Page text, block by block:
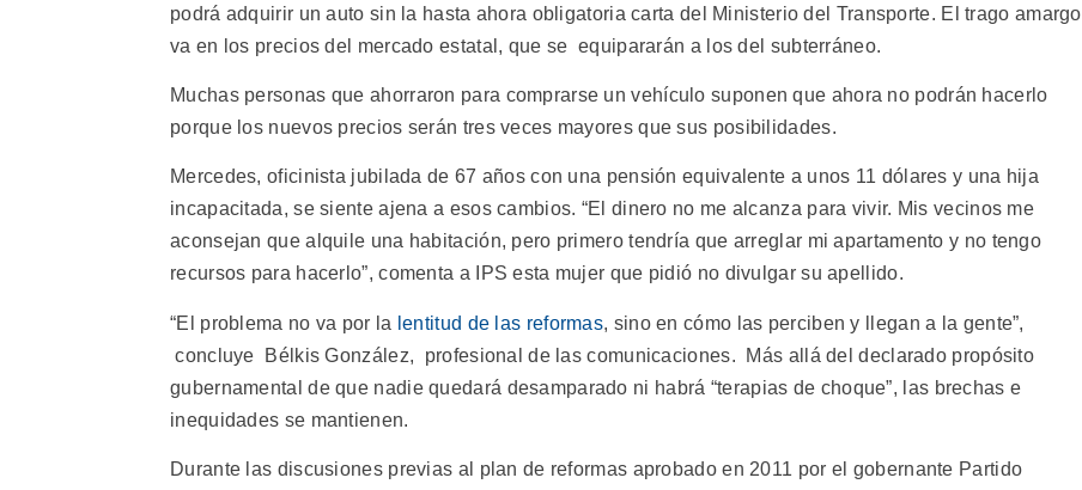
podrá adquirir un auto sin la hasta ahora obligatoria carta del Ministerio del Transporte. El trago amargo
va en los precios del mercado estatal, que se equipararán a los del subterráneo.
Muchas personas que ahorraron para comprarse un vehículo suponen que ahora no podrán hacerlo
porque los nuevos precios serán tres veces mayores que sus posibilidades.
Mercedes, oficinista jubilada de 67 años con una pensión equivalente a unos 11 dólares y una hija
incapacitada, se siente ajena a esos cambios. “El dinero no me alcanza para vivir. Mis vecinos me
aconsejan que alquile una habitación, pero primero tendría que arreglar mi apartamento y no tengo
recursos para hacerlo”, comenta a IPS esta mujer que pidió no divulgar su apellido.
“El problema no va por la lentitud de las reformas, sino en cómo las perciben y llegan a la gente”,
concluye Bélkis González, profesional de las comunicaciones. Más allá del declarado propósito
gubernamental de que nadie quedará desamparado ni habrá “terapias de choque”, las brechas e
inequidades se mantienen.
Durante las discusiones previas al plan de reformas aprobado en 2011 por el gobernante Partido